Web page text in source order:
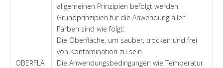
OBERFLÄ
allgemeinen Prinzipien befolgt werden.
Grundprinzipien für die Anwendung aller
Farben sind wie folgt:
Die Oberfläche, um sauber, trocken und frei
von Kontamination zu sein.
Die Anwendungsbedingungen wie Temperatur